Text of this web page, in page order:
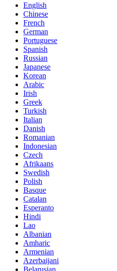
English
Chinese
French
German
Portuguese
Spanish
Russian
Japanese
Korean
Arabic
Irish
Greek
Turkish
Italian
Danish
Romanian
Indonesian
Czech
Afrikaans
Swedish
Polish
Basque
Catalan
Esperanto
Hindi
Lao
Albanian
Amharic
Armenian
Azerbaijani
Belarusian